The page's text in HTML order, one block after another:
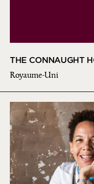
THE CONNAUGHT
Royaume-Uni